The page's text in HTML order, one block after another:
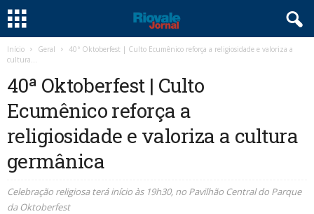
Início Geral
40ª Oktoberfest | Culto Ecumênico reforça a religiosidade e valoriza a
cultura...
40ª Oktoberfest | Culto
Ecumênico reforça a
religiosidade e valoriza a cultura
germânica
Celebração religiosa terá início às 19h30, no Pavilhão Central do Parque
da Oktoberfest